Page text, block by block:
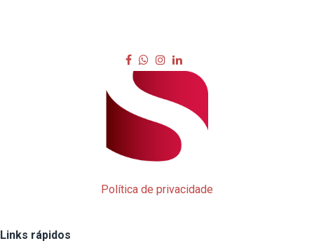
Política de privacidade
Links rápidos